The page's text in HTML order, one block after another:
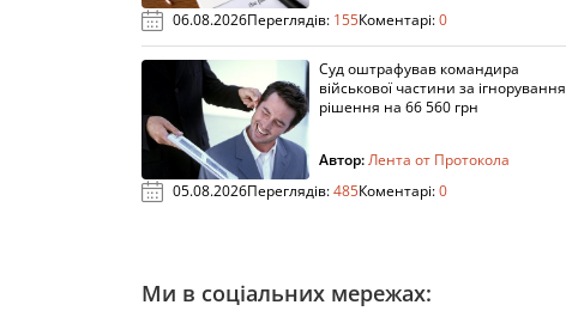
06.08.2026Переглядів: 155Коментарі:0
Суд оштрафував командира
військової частини за ігнорування
рішення на 66 560 грн
Автор:Лента от Протокола
05.08.2026Переглядів:485Коментарі:0
Ми в соціальних мережах: